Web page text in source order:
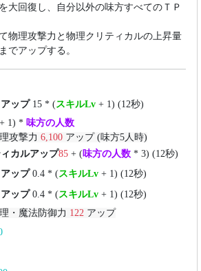
大回復し、自分以外の味方すべてのＴＰ
物理攻撃力と物理クリティカルの上昇量
でアップする。
ップ15 * (スキルLv + 1) (12秒)
+ 1) * 味方の人数
攻撃力 6,100 アップ (味方5人時)
カルアップ85 + (味方の人数 * 3) (12秒)
ップ0.4 * (スキルLv + 1) (12秒)
ップ0.4 * (スキルLv + 1) (12秒)
・魔法防御力 122 アップ